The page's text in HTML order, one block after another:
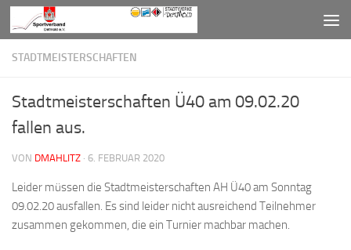
Zum Inhalt springen
STADTMEISTERSCHAFTEN
Stadtmeisterschaften Ü40 am 09.02.20
fallen aus.
VON DMAHLITZ · 6. FEBRUAR 2020
Leider müssen die Stadtmeisterschaften AH Ü40 am Sonntag
09.02.20 ausfallen. Es sind leider nicht ausreichend Teilnehmer
zusammen gekommen, die ein Turnier machbar machen.